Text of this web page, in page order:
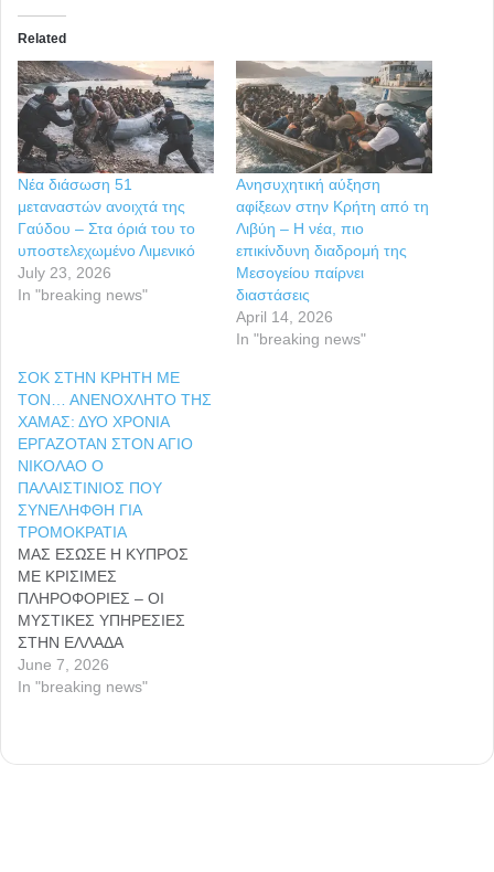
Related
Νέα διάσωση 51
μεταναστών ανοιχτά της
Γαύδου – Στα όριά του το
υποστελεχωμένο Λιμενικό
July 23, 2026
In "breaking news"
Ανησυχητική αύξηση
αφίξεων στην Κρήτη από τη
Λιβύη – Η νέα, πιο
επικίνδυνη διαδρομή της
Μεσογείου παίρνει
διαστάσεις
April 14, 2026
In "breaking news"
ΣΟΚ ΣΤΗΝ ΚΡΗΤΗ ΜΕ
ΤΟΝ… ΑΝΕΝΟΧΛΗΤΟ ΤΗΣ
ΧΑΜΑΣ: ΔΥΟ ΧΡΟΝΙΑ
ΕΡΓΑΖΟΤΑΝ ΣΤΟΝ ΑΓΙΟ
ΝΙΚΟΛΑΟ Ο
ΠΑΛΑΙΣΤΙΝΙΟΣ ΠΟΥ
ΣΥΝΕΛΗΦΘΗ ΓΙΑ
ΤΡΟΜΟΚΡΑΤΙΑ
ΜΑΣ ΕΣΩΣΕ Η ΚΥΠΡΟΣ
ΜΕ ΚΡΙΣΙΜΕΣ
ΠΛΗΡΟΦΟΡΙΕΣ – ΟΙ
ΜΥΣΤΙΚΕΣ ΥΠΗΡΕΣΙΕΣ
ΣΤΗΝ ΕΛΛΑΔΑ
ΠΑΡΑΚΟΛΟΥΘΟΥΝ
ΠΑΤΡΙΩΤΕΣ, ΠΟΛΙΤΙΚΟΥΣ
June 7, 2026
In "breaking news"